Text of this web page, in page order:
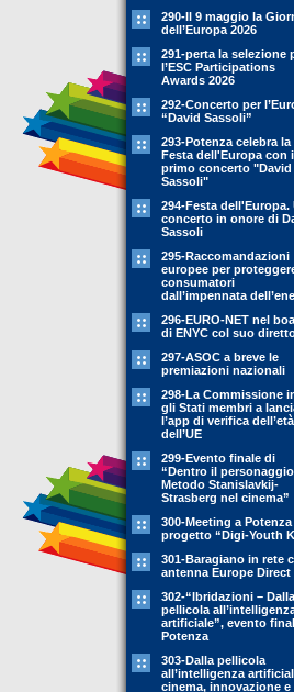
290-Il 9 maggio la
dell’Europa 2026
291-perta la selezione
l’ESC Participations
Awards 2026
292-Concerto per
“David Sassoli”
293-Potenza celebra la
Festa dell'Europa con
primo concerto "David
Sassoli"
294-Festa dell'Europa.
concerto in onore di
Sassoli
295-Raccomandazioni
europee per
consumatori
dall’impennata
296-EURO-NET nel
di ENYC col suo
297-ASOC a breve le
premiazioni nazionali
298-La Commissione
gli Stati membri a
l’app di verifica dell’età
dell’UE
299-Evento finale di
“Dentro il
Metodo Stanislavkij-
Strasberg nel cinema”
300-Meeting a
progetto “Digi-Youth
301-Baragiano in rete
antenna Europe Direct
302-“Ibridazioni – Dalla
pellicola
artificiale”, evento
Potenza
303-Dalla pellicola
all’intelligenza
cinema, innovazione e